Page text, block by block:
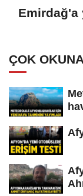
Emirdağ'a
ÇOK